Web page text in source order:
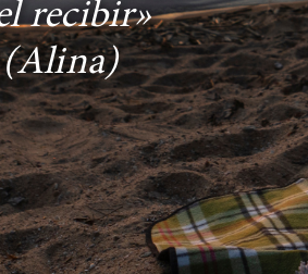
recibir»
(Alina)